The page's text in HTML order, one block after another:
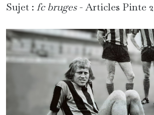
Sujet : fc bruges- Articles Pinte